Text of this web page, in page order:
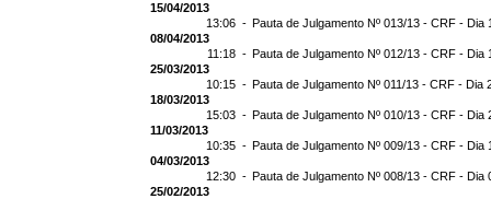
15/04/2013
13:06 - Pauta de Julgamento Nº 013/13 - CRF - Dia
08/04/2013
11:18 - Pauta de Julgamento Nº 012/13 - CRF - Dia
25/03/2013
10:15 - Pauta de Julgamento Nº 011/13 - CRF - Dia
18/03/2013
15:03 - Pauta de Julgamento Nº 010/13 - CRF - Dia
11/03/2013
10:35 - Pauta de Julgamento Nº 009/13 - CRF - Dia
04/03/2013
12:30 - Pauta de Julgamento Nº 008/13 - CRF - Dia
25/02/2013